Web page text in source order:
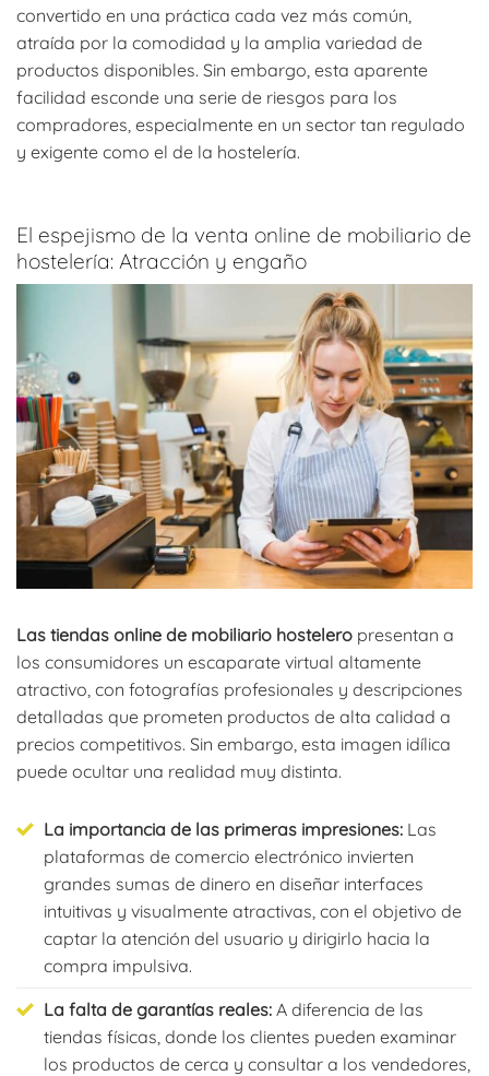
convertido en una práctica cada vez más común,
atraída por la comodidad y la amplia variedad de
productos disponibles. Sin embargo, esta aparente
facilidad esconde una serie de riesgos para los
compradores, especialmente en un sector tan regulado
y exigente como el de la hostelería.
El espejismo de la venta online de mobiliario de
hostelería: Atracción y engaño
Las tiendas online de mobiliario hostelero presentan a
los consumidores un escaparate virtual altamente
atractivo, con fotografías profesionales y descripciones
detalladas que prometen productos de alta calidad a
precios competitivos. Sin embargo, esta imagen idílica
puede ocultar una realidad muy distinta.
La importancia de las primeras impresiones: Las
plataformas de comercio electrónico invierten
grandes sumas de dinero en diseñar interfaces
intuitivas y visualmente atractivas, con el objetivo de
captar la atención del usuario y dirigirlo hacia la
compra impulsiva.
La falta de garantías reales: A diferencia de las
tiendas físicas, donde los clientes pueden examinar
los productos de cerca y consultar a los vendedores,